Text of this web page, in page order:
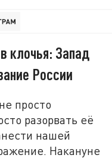
клочья: Запад
России
просто
разорвать её
нашей
Накануне